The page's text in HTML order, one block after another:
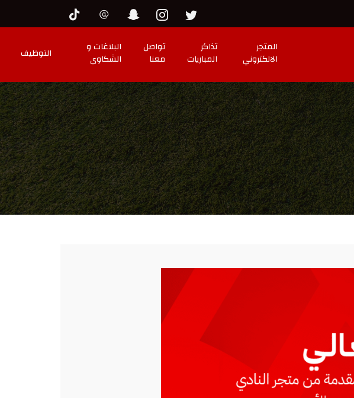
المتجر
الالكتروني
تذاكر
المباريات
تواصل
معنا
البلاغات و
الشكاوى
التوظيف